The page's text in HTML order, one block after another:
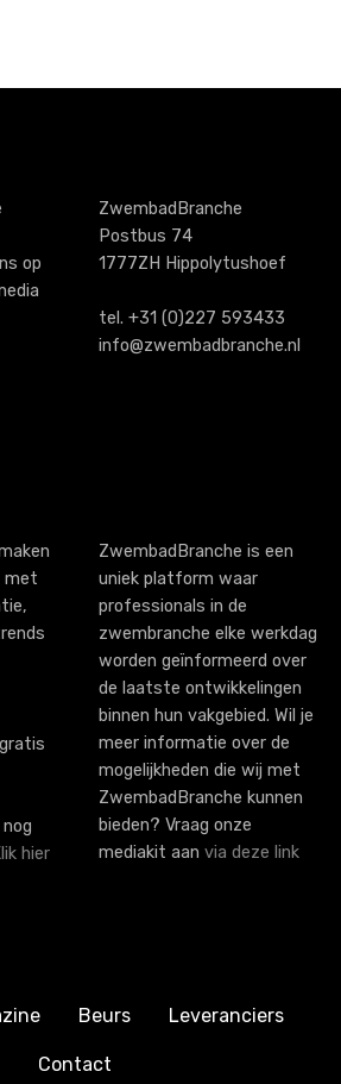
op
ZwembadBranche
Postbus 74
1777ZH Hippolytushoef
tel. +31 (0)227 593433
info@zwembadbranche.nl
met
hier
ZwembadBranche is een
uniek platform waar
professionals in de
zwembranche elke werkdag
worden geïnformeerd over
de laatste ontwikkelingen
binnen hun vakgebied. Wil je
meer informatie over de
mogelijkheden die wij met
ZwembadBranche kunnen
bieden? Vraag onze
mediakit aan via deze link
Beurs Leveranciers
Contact